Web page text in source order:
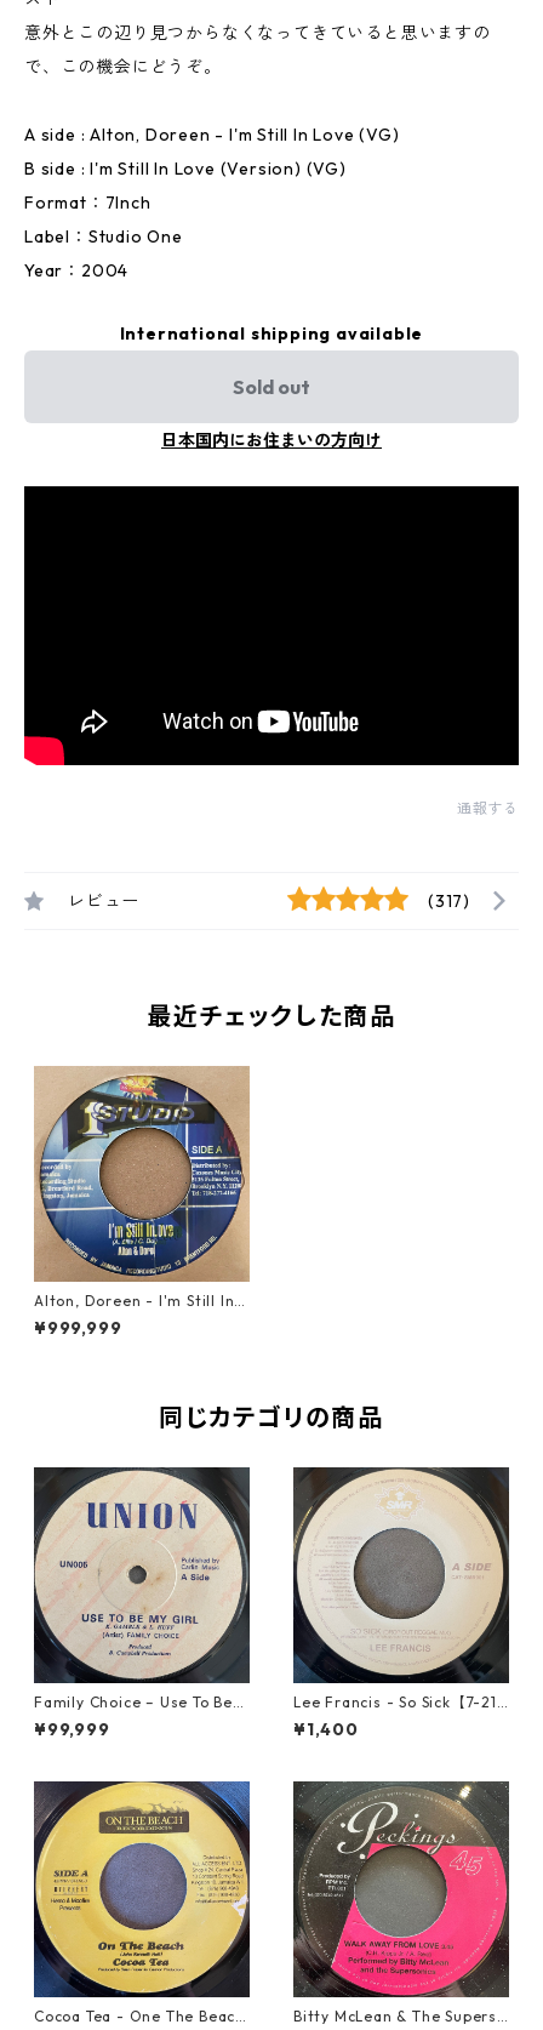
意外とこの辺り見つからなくなってきていると思いますの
で、この機会にどうぞ。
A side : Alton, Doreen - I'm Still In Love (VG)
B side : I'm Still In Love (Version) (VG)
Format：7Inch
Label：Studio One
Year：2004
International shipping available
Sold out
日本国内にお住まいの方向け
通報する
レビュー (317)
最近チェックした商品
Alton, Doreen - I'm Still In L
ove【7-21287】
¥999,999
同じカテゴリの商品
Family Choice – Use To Be
My Girl【7-22004】
¥99,999
Lee Francis - So Sick【7-219
25】
¥1,400
Cocoa Tea - One The Beach
Bitty McLean & The Superso